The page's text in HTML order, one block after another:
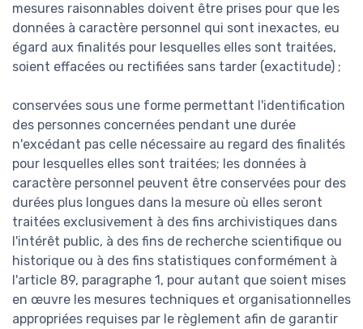
mesures raisonnables doivent être prises pour que les
données à caractère personnel qui sont inexactes, eu
égard aux finalités pour lesquelles elles sont traitées,
soient effacées ou rectifiées sans tarder (exactitude) ;
conservées sous une forme permettant l'identification
des personnes concernées pendant une durée
n'excédant pas celle nécessaire au regard des finalités
pour lesquelles elles sont traitées; les données à
caractère personnel peuvent être conservées pour des
durées plus longues dans la mesure où elles seront
traitées exclusivement à des fins archivistiques dans
l'intérêt public, à des fins de recherche scientifique ou
historique ou à des fins statistiques conformément à
l'article 89, paragraphe 1, pour autant que soient mises
en œuvre les mesures techniques et organisationnelles
appropriées requises par le règlement afin de garantir